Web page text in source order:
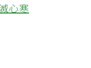
心寒